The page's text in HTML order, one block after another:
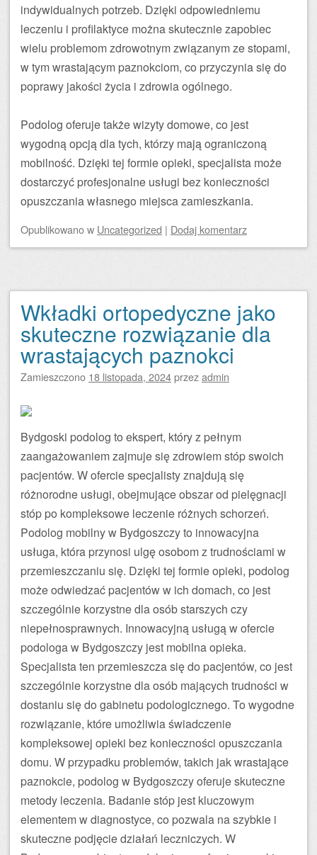
indywidualnych potrzeb. Dzięki odpowiedniemu
leczeniu i profilaktyce można skutecznie zapobiec
wielu problemom zdrowotnym związanym ze stopami,
w tym wrastającym paznokciom, co przyczynia się do
poprawy jakości życia i zdrowia ogólnego.
Podolog oferuje także wizyty domowe, co jest
wygodną opcją dla tych, którzy mają ograniczoną
mobilność. Dzięki tej formie opieki, specjalista może
dostarczyć profesjonalne usługi bez konieczności
opuszczania własnego miejsca zamieszkania.
Opublikowanow Uncategorized | Dodaj komentarz
Wkładki ortopedyczne jako
skuteczne rozwiązanie dla
wrastających paznokci
Zamieszczono 18 listopada, 2024przezadmin
Bydgoski podolog to ekspert, który z pełnym
zaangażowaniem zajmuje się zdrowiem stóp swoich
pacjentów. W ofercie specjalisty znajdują się
różnorodne usługi, obejmujące obszar od pielęgnacji
stóp po kompleksowe leczenie różnych schorzeń.
Podolog mobilny w Bydgoszczy to innowacyjna
usługa, która przynosi ulgę osobom z trudnościami w
przemieszczaniu się. Dzięki tej formie opieki, podolog
może odwiedzać pacjentów w ich domach, co jest
szczególnie korzystne dla osób starszych czy
niepełnosprawnych. Innowacyjną usługą w ofercie
podologa w Bydgoszczy jest mobilna opieka.
Specjalista ten przemieszcza się do pacjentów, co jest
szczególnie korzystne dla osób mających trudności w
dostaniu się do gabinetu podologicznego. To wygodne
rozwiązanie, które umożliwia świadczenie
kompleksowej opieki bez konieczności opuszczania
domu. W przypadku problemów, takich jak wrastające
paznokcie, podolog w Bydgoszczy oferuje skuteczne
metody leczenia. Badanie stóp jest kluczowym
elementem w diagnostyce, co pozwala na szybkie i
skuteczne podjęcie działań leczniczych. W